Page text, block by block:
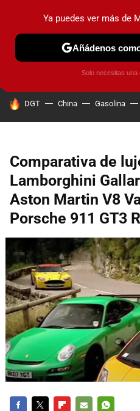
PRUEBAS COCHES
HOY SE HABLA DE
DGT China Gasolina
Comparativa de
Lamborghini
Aston Martin V8
Porsche 911 GT3
Ya puedes ver más de
Añádenos
Solo necesitas una